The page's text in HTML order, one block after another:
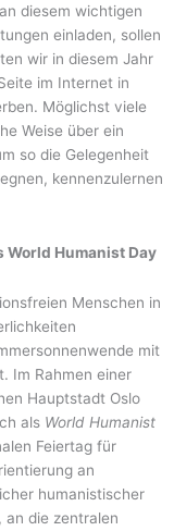
diesem wichtigen
einladen, sollen
wir in diesem Jahr
im Internet in
Möglichst viele
Weise über ein
so die Gelegenheit
kennenzulernen
Humanist Day
Menschen in
mit
Im Rahmen einer
Hauptstadt Oslo
als World Humanist
Feiertag für
an
humanistischer
an die zentralen